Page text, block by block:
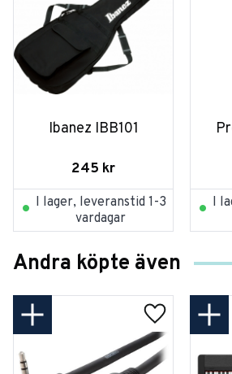
Ibanez IBB101
245 kr
I lager, leveranstid 1-3
vardagar
I
Andra köpte även